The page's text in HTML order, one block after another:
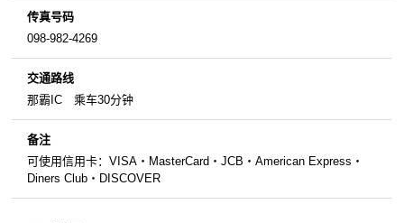
传真号码
098-982-4269
交通路线
那霸IC 乘车30分钟
备注
可使用信用卡：VISA・MasterCard・JCB・American Express・
Diners Club・DISCOVER